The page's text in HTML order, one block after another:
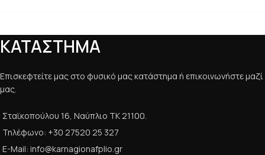
ΚΑΤΑΣΤΗΜΑ
Επισκεφτείτε μας στο φυσικό μας κατάστημα ή επικοινωνήστε μαζί
μας.
Σταϊκοπούλου 16, Ναύπλιο ΤΚ 21100.
Τηλέφωνο: +30 27520 25 327
E-Mail: info@karnagionafplio.gr